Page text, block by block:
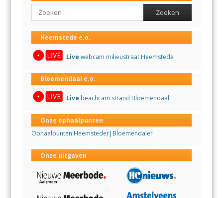
Search
Heemstede e.o.
Live webcam milieustraat Heemstede
Bloemendaal e.o.
Live beachcam strand Bloemendaal
Onze ophaalpunten
Ophaalpunten Heemsteder|Bloemendaler
Onze uitgaven